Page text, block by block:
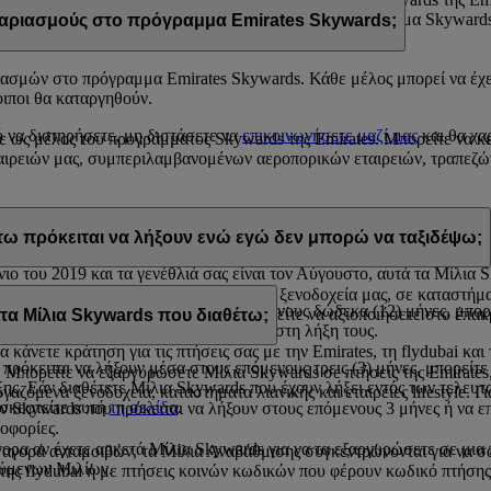
καταχωρισμένη στον λογαριασμό σας στο πρόγραμμα
στο πρόγραμμα Emirates Skywards;
στο πρόγραμμα Emirates Skywards. Κάθε μέλος μπορεί να
θα καταργηθούν.
να διατηρήσετε, μη διστάσετε ναεπικοινωνήσετε μαζί μαςκαι θα
ως μέλος του προγράμματος Skywards της Emirates. Μπορείτε να
μας, συμπεριλαμβανομένων αεροπορικών εταιρειών,
απόκτησής τους. Στη διάρκεια του ημερολογιακού έτους που
του 2019 και τα γενέθλιά σας είναι τον Αύγουστο, αυτά τα
να λήξουν μέσα στους επόμενους δώδεκα (12) μήνες,
όταν τα Μίλια Skywards πλησιάζουν στη λήξη τους.
να λήξουν μέσα στους επόμενους τρεις (3) μήνες, μπορείτε
Εάν διαθέτετε Μίλια Skywards που έχουν λήξει εντός των
αυτήτη σελίδα.
πρόκειται να λήξουν ενώ εγώ δεν μπορώ να ταξιδέψω;
Μίλια Skywards σε ανταμοιβές στα ξενοδοχεία μας, σε
εταιρειών μας στις οποίες μπορείτε να αξιοποιήσετε στο
κράτηση για τις πτήσεις σας με την Emirates, τη flydubai και
Skywards που πρόκειται να λήξουν στους επόμενους 3 μήνες ή
Skywards που διαθέτω;
να εξαργυρώσετε Μίλια Skywards σε πτήσεις της
ξενοδοχεία, καταστήματα λιανικής και εταιρείες lifestyle.
αν έχετε αρκετά Μίλια Skywards για να τα εξαργυρώσετε σε
Μιλίων.
ανταμοιβών, τα Μίλια Αναβάθμισης συγκεντρώνονται για να
της flydubai ή με πτήσεις κοινών κωδικών που φέρουν κωδικό